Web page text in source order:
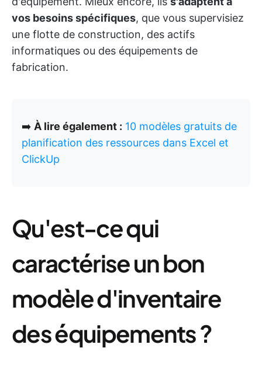
vos besoins spécifiques, que vous supervisiez
une flotte de construction, des actifs
informatiques ou des équipements de
fabrication.
➡️ À lire également : 10 modèles gratuits de
planification des ressources dans Excel et
ClickUp
Qu'est-ce qui
caractérise un bon
modèle d'inventaire
des équipements ?